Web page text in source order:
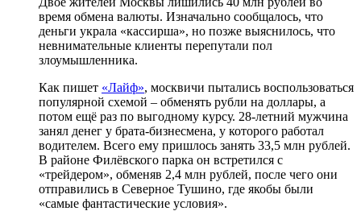
время обмена валюты. Изначально сообщалось, что
деньги украла «кассирша», но позже выяснилось, что
невнимательные клиенты перепутали пол
злоумышленника.
Как пишет «Лайф», москвичи пытались воспользоваться
популярной схемой – обменять рубли на доллары, а
потом ещё раз по выгодному курсу. 28-летний мужчина
занял денег у брата-бизнесмена, у которого работал
водителем. Всего ему пришлось занять 33,5 млн рублей.
В районе Филёвского парка он встретился с
«трейдером», обменяв 2,4 млн рублей, после чего они
отправились в Северное Тушино, где якобы были
«самые фантастические условия».